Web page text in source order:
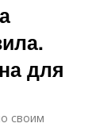
для
своим